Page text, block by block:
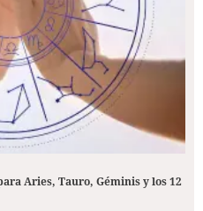
Aries, Tauro, Géminis y los 12